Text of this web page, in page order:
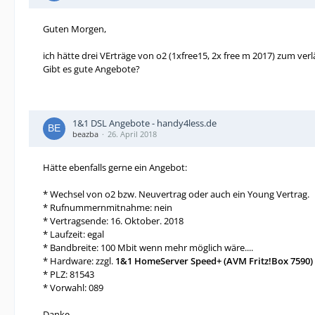
Guten Morgen,
ich hätte drei VErträge von o2 (1xfree15, 2x free m 2017) zum
Gibt es gute Angebote?
1&1 DSL Angebote - handy4less.de
beazba 26. April 2018
Hätte ebenfalls gerne ein Angebot:
* Wechsel von o2 bzw. Neuvertrag oder auch ein Young Vertrag.
* Rufnummernmitnahme: nein
* Vertragsende: 16. Oktober. 2018
* Laufzeit: egal
* Bandbreite: 100 Mbit wenn mehr möglich wäre....
* Hardware: zzgl. 1&1 HomeServer Speed+ (AVM Fritz!Box 7590)
* PLZ: 81543
* Vorwahl: 089